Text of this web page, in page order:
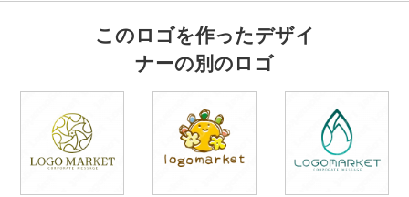
このロゴを作ったデザイ
ナーの別のロゴ